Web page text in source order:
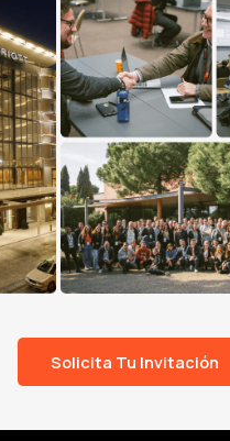
Solicita Tu Invitación